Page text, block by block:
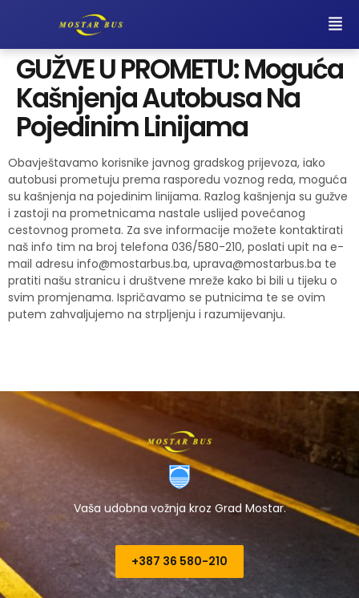
GUŽVE U PROMETU: Moguća
Kašnjenja Autobusa Na
Pojedinim Linijama
Obavještavamo korisnike javnog gradskog prijevoza, iako
autobusi prometuju prema rasporedu voznog reda, moguća
su kašnjenja na pojedinim linijama. Razlog kašnjenja su gužve
i zastoji na prometnicama nastale uslijed povećanog
cestovnog prometa. Za sve informacije možete kontaktirati
naš info tim na broj telefona 036/580-210, poslati upit na e-
mail adresu info@mostarbus.ba, uprava@mostarbus.ba te
pratiti našu stranicu i društvene mreže kako bi bili u tijeku o
svim promjenama. Ispričavamo se putnicima te se ovim
putem zahvaljujemo na strpljenju i razumijevanju.
Vaša udobna vožnja kroz Grad Mostar.
+387 36 580-210​